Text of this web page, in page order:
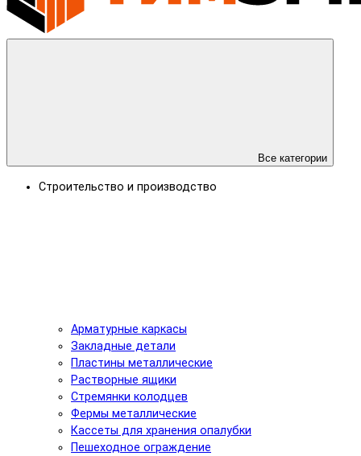
Все категории
Строительство и производство
Арматурные каркасы
Закладные детали
Пластины металлические
Растворные ящики
Стремянки колодцев
Фермы металлические
Кассеты для хранения опалубки
Пешеходное ограждение